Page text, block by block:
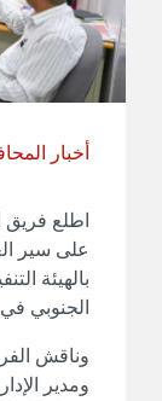
أخبار
اطلع فريق
على سير
بالهيئة
الجنوبي
وناقش
ومدير